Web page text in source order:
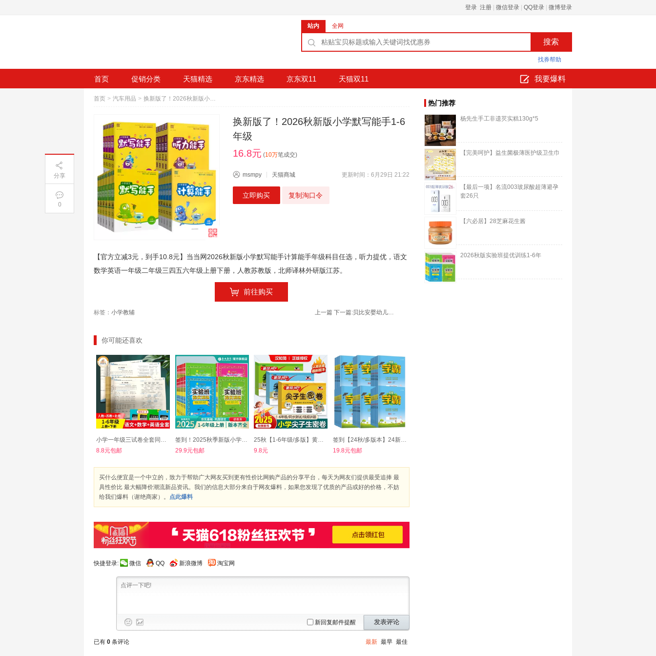
登录 注册 微信登录 QQ登录 微博登录
站内 全网
找券帮助
首页 促销分类 天猫精选 京东精选 京东双11 天猫双11 我要爆料
首页 > 汽车用品 > 换新版了！2026秋新版小学默写能手1-6年级
换新版了！2026秋新版小学默写能手1-6
年级
16.8元 (10万笔成交)
msmpy 天猫商城 更新时间：6月29日 21:22
立即购买 复制淘口令
【官方立减3元，到手10.8元】当当网2026秋新版小学默写能手计算能手年级科目任选，听力提优，语文
数学英语一年级二年级三四五六年级上册下册，人教苏教版，北师译林外研版江苏。
前往购买
标签： 小学教辅 上一篇 下一篇: 贝比安婴幼儿虫咬凝胶20g
你可能还喜欢
小学一年级三试卷全套同步2测试卷
8.8元包邮
签到！2025秋季新版小学实验班提优训练
29.9元包邮
25秋【1-6年级/多版】黄冈100分尖子生密卷
9.8元
签到【24秋/多版本】24新小学5星学霸！
19.8元包邮
买什么便宜是一个中立的，致力于帮助广大网友买到更有性价比网购产品的分享平台，每天为网友们提供最受追捧 最
具性价比 最大幅降价潮流新品资讯。我们的信息大部分来自于网友爆料，如果您发现了优质的产品或好的价格，不妨
给我们爆料（谢绝商家）。 点此爆料
快捷登录: 微信 QQ 新浪微博 淘宝网
新回复邮件提醒 发表评论
已有 0 条评论 最新 最早 最佳
热门推荐
杨先生手工非遗芡实糕130g*5
【完美呵护】益生菌极薄医护级卫生巾
【最后一项】名流003玻尿酸超薄避孕
套26只
【六必居】28芝麻花生酱
2026秋版实验班提优训练1-6年
分享
0